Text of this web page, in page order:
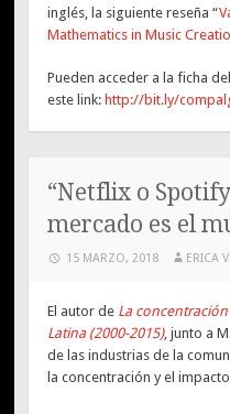
inglés, la siguiente reseña “
Mathematics in Music
Pueden acceder a la ficha
este link: http://bit.ly/
“Netflix o
mercado es el
15 MARZO, 2018 ERICA
El autor de La
Latina (2000-2015), junto a
de las industrias de la
la concentración y el